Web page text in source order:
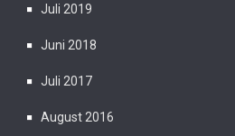
Juli 2019
Juni 2018
Juli 2017
August 2016